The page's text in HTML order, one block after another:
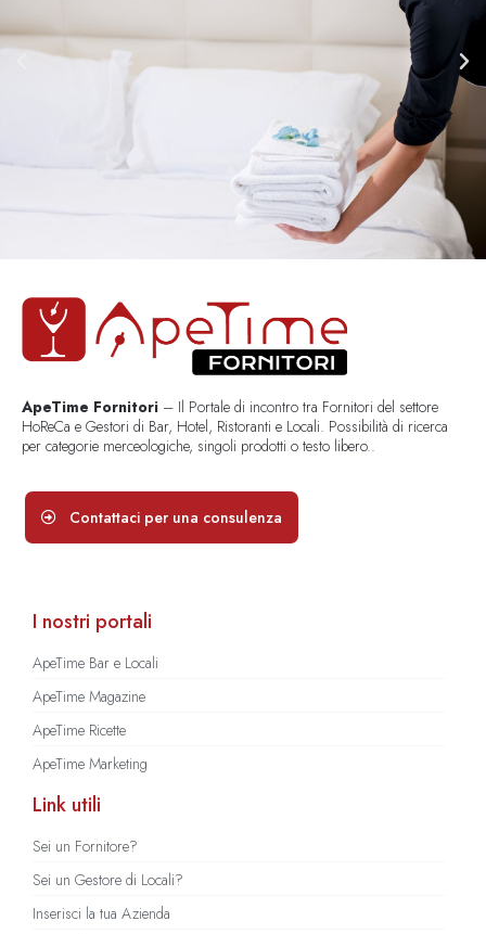
ApeTime Fornitori – Il Portale di incontro tra Fornitori del settore
HoReCa e Gestori di Bar, Hotel, Ristoranti e Locali. Possibilità di ricerca
per categorie merceologiche, singoli prodotti o testo libero..
Contattaci per una consulenza
I nostri portali
ApeTime Bar e Locali
ApeTime Magazine
ApeTime Ricette
ApeTime Marketing
Link utili
Sei un Fornitore?
Sei un Gestore di Locali?
Inserisci la tua Azienda